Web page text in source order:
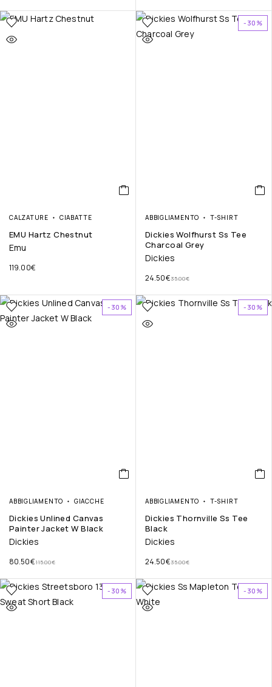
CALZATURE CIABATTE
EMU Hartz Chestnut
Emu
119.00€
-30%
ABBIGLIAMENTO T-SHIRT
Dickies Wolfhurst Ss Tee
Charcoal Grey
Dickies
35.00€
24.50€
-30%
ABBIGLIAMENTO GIACCHE
Dickies Unlined Canvas
Painter Jacket W Black
Dickies
115.00€
80.50€
-30%
ABBIGLIAMENTO T-SHIRT
Dickies Thornville Ss Tee
Black
Dickies
35.00€
24.50€
-30% -30%